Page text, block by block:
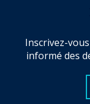
Inscrivez-
informé des